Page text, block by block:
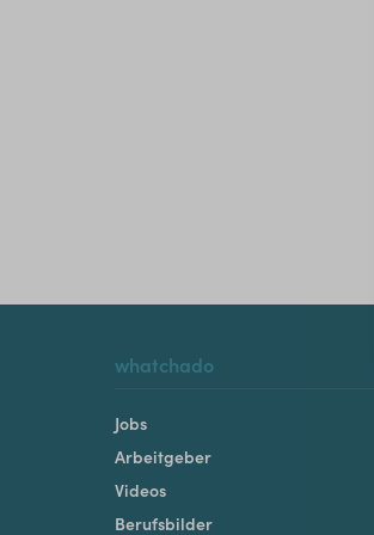
whatchado
Jobs
Arbeitgeber
Videos
Berufsbilder